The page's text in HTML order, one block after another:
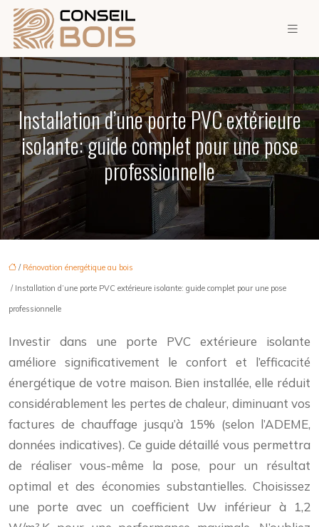
Installation d’une porte PVC extérieure
isolante: guide complet pour une pose
professionnelle
/ Rénovation énergétique au bois
/ Installation d’une porte PVC extérieure isolante: guide complet pour une pose
professionnelle
Investir dans une porte PVC extérieure isolante
améliore significativement le confort et l’efficacité
énergétique de votre maison. Bien installée, elle réduit
considérablement les pertes de chaleur, diminuant vos
factures de chauffage jusqu’à 15% (selon l’ADEME,
données indicatives). Ce guide détaillé vous permettra
de réaliser vous-même la pose, pour un résultat
optimal et des économies substantielles. Choisissez
une porte avec un coefficient Uw inférieur à 1,2